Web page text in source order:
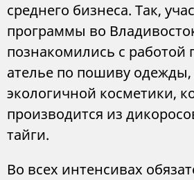
среднего бизнеса. Так,
программы во
познакомились с работой
ателье по пошиву
экологичной косметики,
производится из
тайги.
Во всех интенсивах